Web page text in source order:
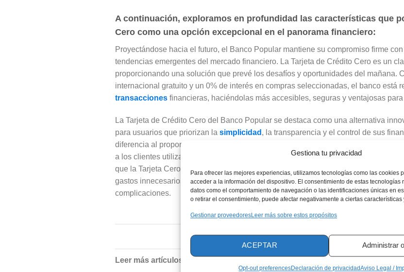
Gestiona tu privacidad
Para ofrecer las mejores experiencias, utilizamos tecnologías como las cookies
acceder a la información del dispositivo. El consentimiento de estas tecnologías
datos como el comportamiento de navegación o las identificaciones únicas en
o retirar el consentimiento, puede afectar negativamente a ciertas características
Gestionar proveedoresLeer más sobre estos propósitos
ACEPTAR Administrar
Opt-out preferencesDeclaración de privacidadAviso Legal /
A continuación, exploramos en profundidad las características que
Cero como una opción excepcional en el panorama financiero:
Proyectándose hacia el futuro, el Banco Popular mantiene su compromiso firme
tendencias emergentes del mercado financiero. La Tarjeta de Crédito Cero es un
proporcionando una solución que prevé los desafíos y oportunidades del mañana.
internacional gratuito y un 0% de interés en compras seleccionadas, el banco está
transacciones financieras, haciéndolas más accesibles, seguras y ventajosas para
La Tarjeta de Crédito Cero del Banco Popular se destaca como una alternativa
para usuarios que priorizan la simplicidad , la transparencia y el control de sus
diferencia al proporcionar una estructura de costos transparente, sin comisiones
a los clientes utilizar su crédito sin preocupaciones adicionales. La eliminación de
que la Tarjeta Cero sea una opción altamente atractiva para quienes desean
gastos innecesarios, convirtiéndola en una herramienta financiera esencial para
complicaciones.
Leer más artículos relacionados: